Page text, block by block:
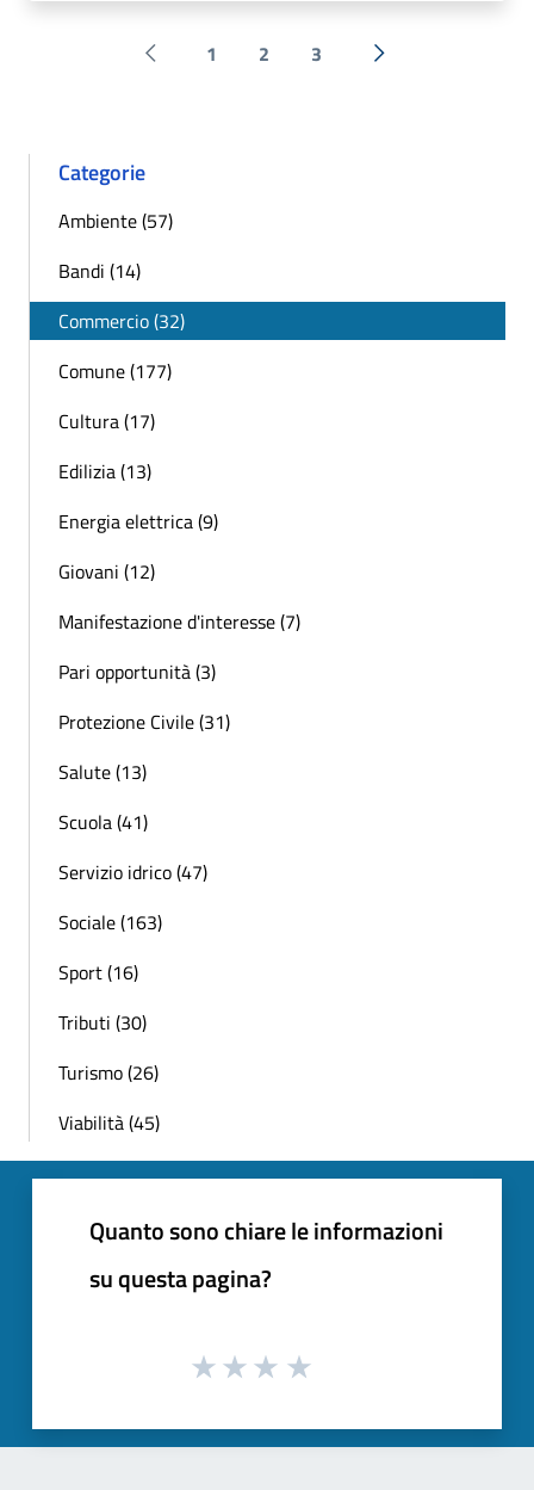
Pagina precedente
1 2 3 Successiva »
Categorie
Ambiente (57)
Bandi (14)
Commercio (32)
Comune (177)
Cultura (17)
Edilizia (13)
Energia elettrica (9)
Giovani (12)
Manifestazione d'interesse (7)
Pari opportunità (3)
Protezione Civile (31)
Salute (13)
Scuola (41)
Servizio idrico (47)
Sociale (163)
Sport (16)
Tributi (30)
Turismo (26)
Viabilità (45)
Quanto sono chiare le informazioni
su questa pagina?